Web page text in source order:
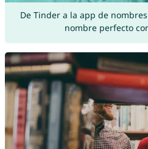
De Tinder a la app de
nombre perfecto